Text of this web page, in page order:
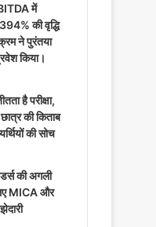
में
की वृद्धि
ने पुरंतया
किया।
है परीक्षा,
की किताब
की सोच
की अगली
MICA और